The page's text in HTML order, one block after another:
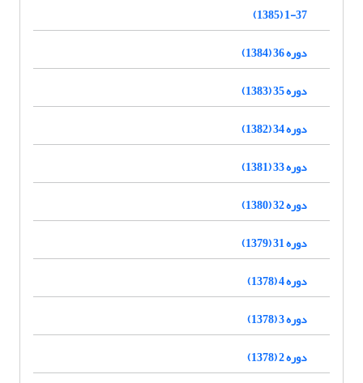
1-37 (1385)
دوره 36 (1384)
دوره 35 (1383)
دوره 34 (1382)
دوره 33 (1381)
دوره 32 (1380)
دوره 31 (1379)
دوره 4 (1378)
دوره 3 (1378)
دوره 2 (1378)